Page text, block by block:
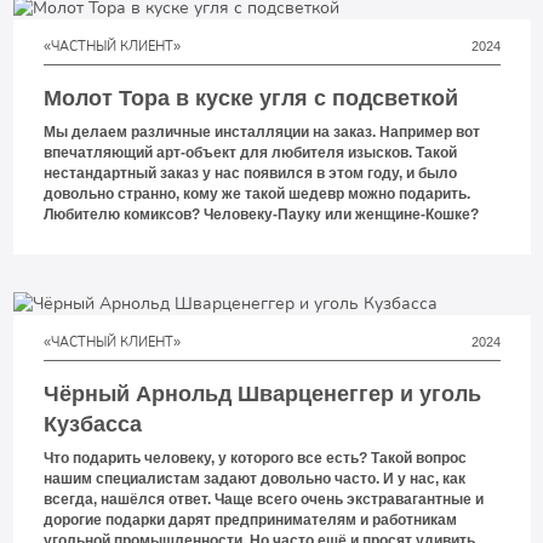
«ЧАСТНЫЙ КЛИЕНТ» 2024
Молот Тора в куске угля с подсветкой
Мы делаем различные инсталляции на заказ. Например вот
впечатляющий арт-объект для любителя изысков. Такой
нестандартный заказ у нас появился в этом году, и было
довольно странно, кому же такой шедевр можно подарить.
Любителю комиксов? Человеку-Пауку или женщине-Кошке?
«ЧАСТНЫЙ КЛИЕНТ» 2024
Чёрный Арнольд Шварценеггер и уголь
Кузбасса
Что подарить человеку, у которого все есть? Такой вопрос
нашим специалистам задают довольно часто. И у нас, как
всегда, нашёлся ответ. Чаще всего очень экстравагантные и
дорогие подарки дарят предпринимателям и работникам